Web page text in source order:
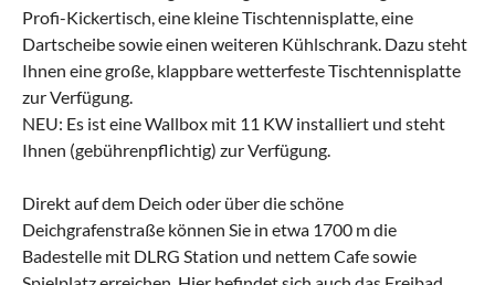
Profi-Kickertisch, eine kleine Tischtennisplatte, eine
Dartscheibe sowie einen weiteren Kühlschrank. Dazu steht
Ihnen eine große, klappbare wetterfeste Tischtennisplatte
zur Verfügung.
NEU: Es ist eine Wallbox mit 11 KW installiert und steht
Ihnen (gebührenpflichtig) zur Verfügung.
Direkt auf dem Deich oder über die schöne
Deichgrafenstraße können Sie in etwa 1700 m die
Badestelle mit DLRG Station und nettem Cafe sowie